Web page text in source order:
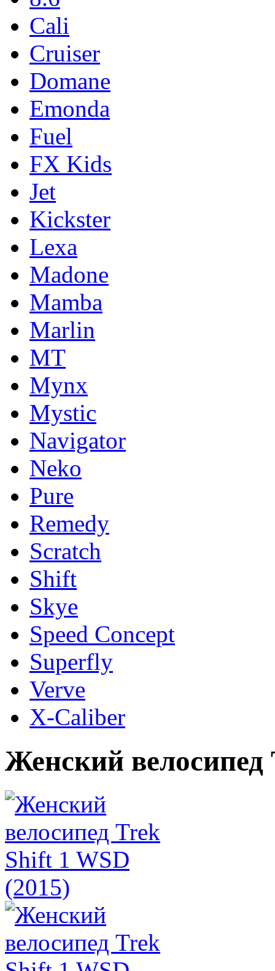
Cali
Cruiser
Domane
Emonda
Fuel
FX Kids
Jet
Kickster
Lexa
Madone
Mamba
Marlin
MT
Mynx
Mystic
Navigator
Neko
Pure
Remedy
Scratch
Shift
Skye
Speed Concept
Superfly
Verve
X-Caliber
Женский велосипед